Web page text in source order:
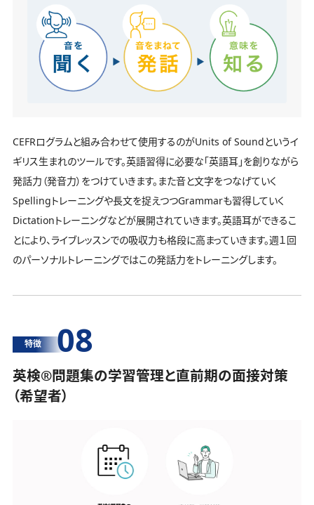
CEFRログラムと組み合わせて使用するのがUnits of Soundというイ
ギリス生まれのツールです。英語習得に必要な「英語耳」を創りながら
発話力（発音力）をつけていきます。また音と文字をつなげていく
Spellingトレーニングや長文を捉えつつGrammarも習得していく
Dictationトレーニングなどが展開されていきます。英語耳ができるこ
とにより、ライブレッスンでの吸収力も格段に高まっていきます。週１回
のパーソナルトレーニングではこの発話力をトレーニングします。
特徴 08
英検®️問題集の学習管理と直前期の面接対策
（希望者）